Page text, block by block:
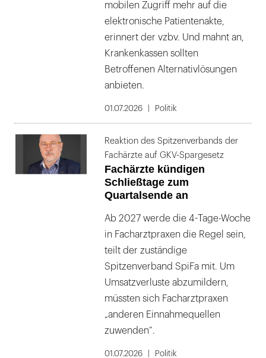
mobilen Zugriff mehr auf die
elektronische Patientenakte,
erinnert der vzbv. Und mahnt an,
Krankenkassen sollten
Betroffenen Alternativlösungen
anbieten.
01.07.2026 Politik
Reaktion des Spitzenverbands der
Fachärzte auf GKV-Spargesetz
Fachärzte kündigen
Schließtage zum
Quartalsende an
Ab 2027 werde die 4-Tage-Woche
in Facharztpraxen die Regel sein,
teilt der zuständige
Spitzenverband SpiFa mit. Um
Umsatzverluste abzumildern,
müssten sich Facharztpraxen
„anderen Einnahmequellen
zuwenden“.
01.07.2026 Politik